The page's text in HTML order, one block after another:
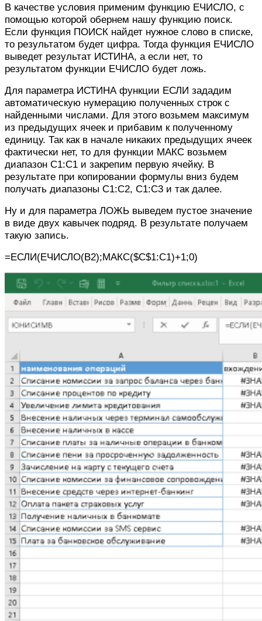
В качестве условия применим функцию ЕЧИСЛО, с
помощью которой обернем нашу функцию поиск.
Если функция ПОИСК найдет нужное слово в списке,
то результатом будет цифра. Тогда функция ЕЧИСЛО
выведет результат ИСТИНА, а если нет, то
результатом функции ЕЧИСЛО будет ложь.
Для параметра ИСТИНА функции ЕСЛИ зададим
автоматическую нумерацию полученных строк с
найденными числами. Для этого возьмем максимум
из предыдущих ячеек и прибавим к полученному
единицу. Так как в начале никаких предыдущих ячеек
фактически нет, то для функции МАКС возьмем
диапазон С1:С1 и закрепим первую ячейку. В
результате при копировании формулы вниз будем
получать диапазоны C1:C2, C1:C3 и так далее.
Ну и для параметра ЛОЖЬ выведем пустое значение
в виде двух кавычек подряд. В результате получаем
такую запись.
=ЕСЛИ(ЕЧИСЛО(B2);МАКС($C$1:C1)+1;0)